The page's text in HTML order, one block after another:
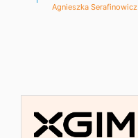
Agnieszka Serafinowicz